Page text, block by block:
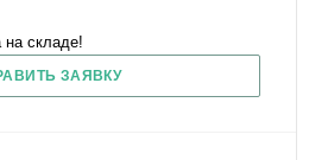
на складе!
ЗАЯВКУ